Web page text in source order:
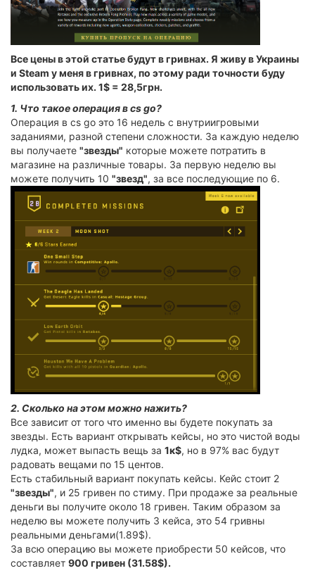
Все цены в этой статье будут в гривнах. Я живу в Украины
и Steam у меня в гривнах, по этому ради точности буду
использовать их. 1$ = 28,5грн.
1. Что такое операция в cs go?
Операция в cs go это 16 недель с внутриигровыми
заданиями, разной степени сложности. За каждую неделю
вы получаете "звезды" которые можете потратить в
магазине на различные товары. За первую неделю вы
можете получить 10 "звезд", за все последующие по 6.
2. Сколько на этом можно нажить?
Все зависит от того что именно вы будете покупать за
звезды. Есть вариант открывать кейсы, но это чистой воды
лудка, может выпасть вещь за 1к$, но в 97% вас будут
радовать вещами по 15 центов.
Есть стабильный вариант покупать кейсы. Кейс стоит 2
"звезды", и 25 гривен по стиму. При продаже за реальные
деньги вы получите около 18 гривен. Таким образом за
неделю вы можете получить 3 кейса, это 54 гривны
реальными деньгами(1.89$).
За всю операцию вы можете приобрести 50 кейсов, что
составляет 900 гривен (31.58$).